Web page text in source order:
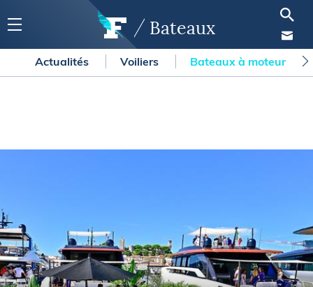
Bateaux
Actualités Voiliers Bateaux à moteur